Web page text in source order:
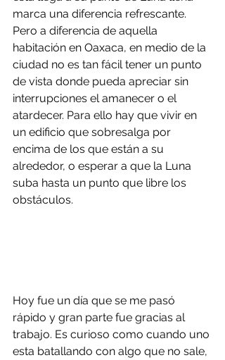
marca una diferencia refrescante.
Pero a diferencia de aquella
habitación en Oaxaca, en medio de la
ciudad no es tan fácil tener un punto
de vista donde pueda apreciar sin
interrupciones el amanecer o el
atardecer. Para ello hay que vivir en
un edificio que sobresalga por
encima de los que están a su
alrededor, o esperar a que la Luna
suba hasta un punto que libre los
obstáculos.
Hoy fue un día que se me pasó
rápido y gran parte fue gracias al
trabajo. Es curioso como cuando uno
esta batallando con algo que no sale,